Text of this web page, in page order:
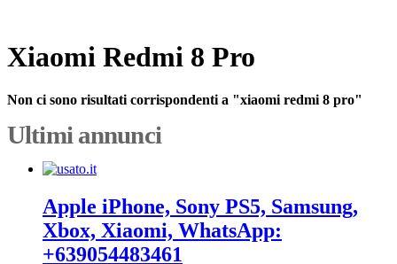
Xiaomi Redmi 8 Pro
Non ci sono risultati corrispondenti a "xiaomi redmi 8 pro"
Ultimi annunci
Apple iPhone, Sony PS5, Samsung,
Xbox, Xiaomi, WhatsApp:
+639054483461